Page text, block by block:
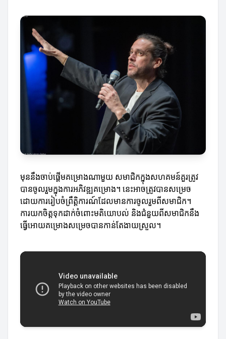
មុននឹងចាប់ផ្តើមគម្រោងណាមួយ សមាជិកក្នុងសហគមន៍គួរត្រូវ
បានចូលរួមក្នុងការអភិវឌ្ឍគម្រោង។ នេះអាចត្រូវបានសម្រេច
ដោយការរៀបចំព្រឹត្តិការណ៍ដែលមានការចូលរួមពីសមាជិក។
ការយកចិត្តទុកដាក់ចំពោះមតិយោបល់ និងជំនួយពីសមាជិកនឹង
ធ្វើអោយគម្រោងសម្រេចបានកាន់តែងាយស្រួល។